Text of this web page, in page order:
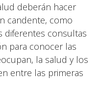
deberán hacer
candente, como
diferentes consultas
para conocer las
la salud y los
entre las primeras